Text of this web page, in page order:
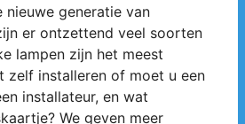
nieuwe generatie van
er ontzettend veel soorten
lampen zijn het meest
zelf installeren of moet u een
installateur, en wat
We geven meer